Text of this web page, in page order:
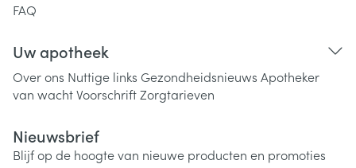
FAQ
Uw apotheek
Over ons Nuttige links Gezondheidsnieuws Apotheker
van wachtVoorschriftZorgtarieven
Nieuwsbrief
Blijf op de hoogte van nieuwe producten en promoties